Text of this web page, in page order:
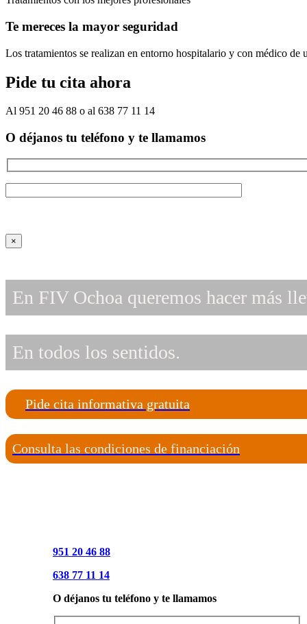
Te mereces la mayor seguridad
Los tratamientos se realizan en entorno hospitalario y con médico de
Pide tu cita ahora
Al 951 20 46 88 o al 638 77 11 14
O déjanos tu teléfono y te llamamos
×
En FIV Ochoa queremos hacer más
En todos los sentidos.
Pide cita informativa gratuita
Consulta las condiciones de financiación
951 20 46 88
638 77 11 14
O déjanos tu teléfono y te llamamos